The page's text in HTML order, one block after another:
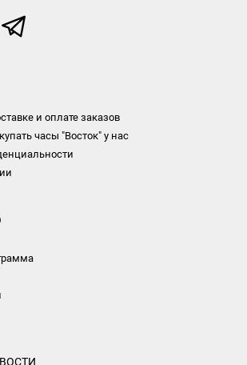
и оплате заказов
часы "Восток" у нас